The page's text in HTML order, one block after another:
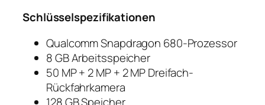
Schlüsselspezifikationen
Qualcomm Snapdragon 680-Prozessor
8 GB Arbeitsspeicher
50 MP + 2 MP + 2 MP Dreifach-
Rückfahrkamera